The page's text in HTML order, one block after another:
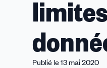
Publié le 13 mai 2020